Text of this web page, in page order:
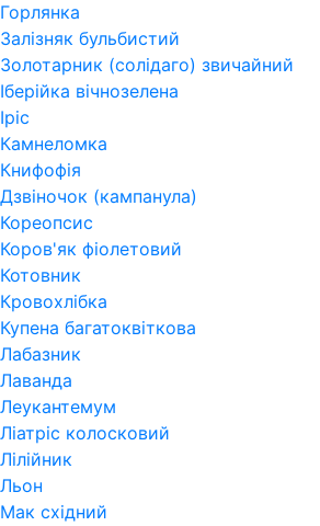
Горлянка
Залізняк бульбистий
Золотарник (солідаго) звичайний
Іберійка вічнозелена
Іріс
Камнеломка
Книфофія
Дзвіночок (кампанула)
Кореопсис
Коров'як фіолетовий
Котовник
Кровохлібка
Купена багатоквіткова
Лабазник
Лаванда
Леукантемум
Ліатріс колосковий
Лілійник
Льон
Мак східний